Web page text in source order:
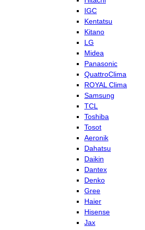
IGC
Kentatsu
Kitano
LG
Midea
Panasonic
QuattroClima
ROYAL Clima
Samsung
TCL
Toshiba
Tosot
Aeronik
Dahatsu
Daikin
Dantex
Denko
Gree
Haier
Hisense
Jax